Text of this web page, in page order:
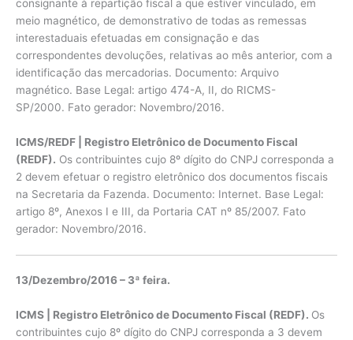
consignante à repartição fiscal a que estiver vinculado, em
meio magnético, de demonstrativo de todas as remessas
interestaduais efetuadas em consignação e das
correspondentes devoluções, relativas ao mês anterior, com a
identificação das mercadorias. Documento: Arquivo
magnético. Base Legal: artigo 474-A, II, do RICMS-
SP/2000. Fato gerador: Novembro/2016.
ICMS/REDF | Registro Eletrônico de Documento Fiscal
(REDF). Os contribuintes cujo 8º dígito do CNPJ corresponda a
2 devem efetuar o registro eletrônico dos documentos fiscais
na Secretaria da Fazenda. Documento: Internet. Base Legal:
artigo 8º, Anexos I e III, da Portaria CAT nº 85/2007. Fato
gerador: Novembro/2016.
13/Dezembro/2016 – 3ª feira.
ICMS | Registro Eletrônico de Documento Fiscal (REDF). Os
contribuintes cujo 8º dígito do CNPJ corresponda a 3 devem